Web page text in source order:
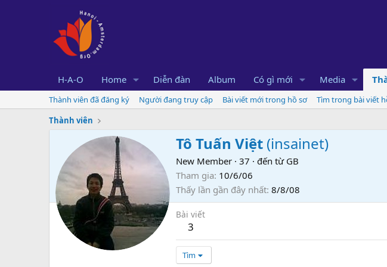
H-A-O Home Diễn đàn Album Có gì mới Media
Thành viên đã đăng ký Người đang truy cập Bài viết mới trong hồ sơ
Tìm trong bài viết
Thành viên
Tô Tuấn Việt (insainet)
New Member · 37 · đến từ GB
Tham gia 10/6/06
Thấy lần gần đây nhất 8/8/08
Bài viết
3
Tìm